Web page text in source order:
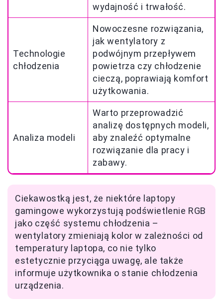
wydajność i trwałość.
Technologie
chłodzenia
Nowoczesne rozwiązania,
jak wentylatory z
podwójnym przepływem
powietrza czy chłodzenie
cieczą, poprawiają komfort
użytkowania.
Analiza modeli
Warto przeprowadzić
analizę dostępnych modeli,
aby znaleźć optymalne
rozwiązanie dla pracy i
zabawy.
Ciekawostką jest, że niektóre laptopy
gamingowe wykorzystują podświetlenie RGB
jako część systemu chłodzenia –
wentylatory zmieniają kolor w zależności od
temperatury laptopa, co nie tylko
estetycznie przyciąga uwagę, ale także
informuje użytkownika o stanie chłodzenia
urządzenia.